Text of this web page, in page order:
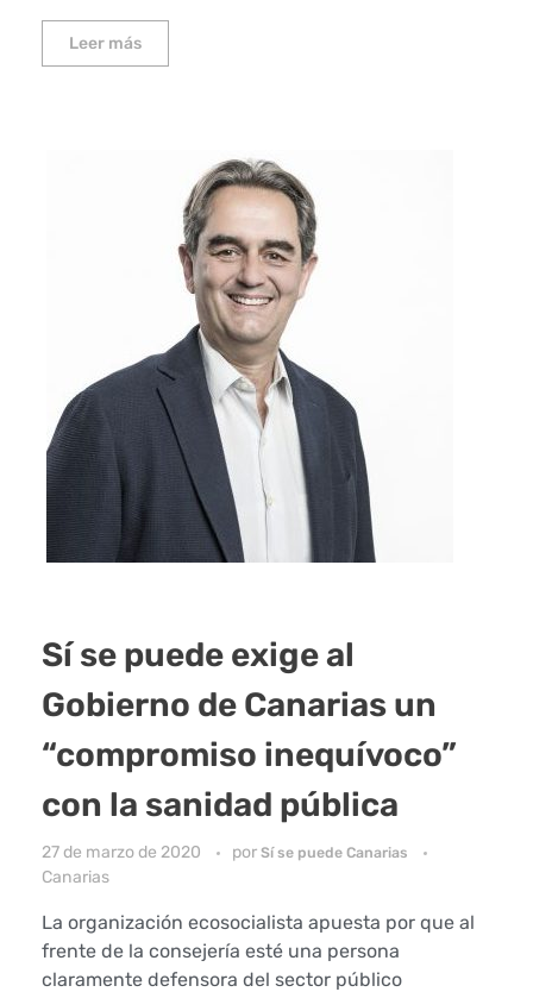
Leer más
Sí se puede exige al
Gobierno de Canarias un
“compromiso inequívoco”
con la sanidad pública
27 de marzo de 2020 por Sí se puede Canarias
Canarias
La organización ecosocialista apuesta por que al
frente de la consejería esté una persona
claramente defensora del sector público